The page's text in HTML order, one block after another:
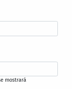
mostrará